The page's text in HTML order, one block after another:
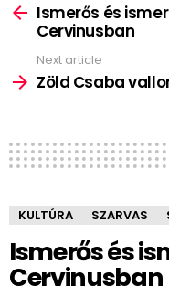
moreIsmerős és
Cervinusban
Next article
Zöld Csaba
KULTÚRA SZARVAS
Ismerős és
Cervinusban